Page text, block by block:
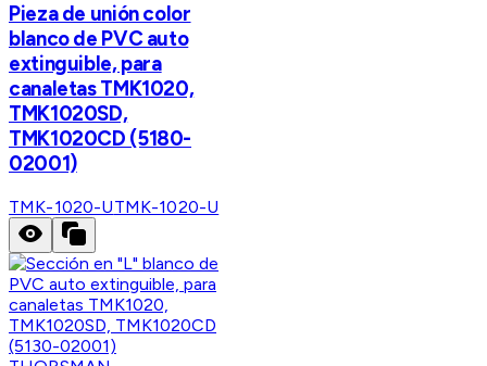
Pieza de unión color
blanco de PVC auto
extinguible, para
canaletas TMK1020,
TMK1020SD,
TMK1020CD (5180-
02001)
TMK-1020-UTMK-1020-U